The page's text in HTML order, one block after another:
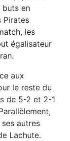
buts en
Pirates
les
égalisateur
aux
le reste du
de 5-2 et 2-1
autres
Lachute.